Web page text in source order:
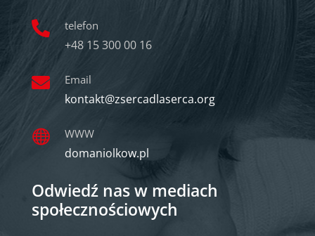
 telefon
+48 15 300 00 16
 Email
kontakt@zsercadlaserca.org
 WWW
domaniolkow.pl
Odwiedź nas w mediach
społecznościowych